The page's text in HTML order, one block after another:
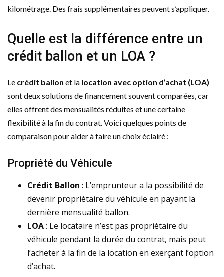
kilométrage. Des frais supplémentaires peuvent s’appliquer.
Quelle est la différence entre un
crédit ballon et un LOA ?
Le crédit ballon et la location avec option d’achat (LOA)
sont deux solutions de financement souvent comparées, car
elles offrent des mensualités réduites et une certaine
flexibilité à la fin du contrat. Voici quelques points de
comparaison pour aider à faire un choix éclairé :
Propriété du Véhicule
Crédit Ballon : L’emprunteur a la possibilité de
devenir propriétaire du véhicule en payant la
dernière mensualité ballon.
LOA: Le locataire n’est pas propriétaire du
véhicule pendant la durée du contrat, mais peut
l’acheter à la fin de la location en exerçant l’option
d’achat.